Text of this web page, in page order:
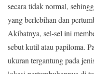
secara tidak normal,
yang berlebihan dan
Akibatnya, sel-sel ini
sebut kutil atau papiloma.
ukuran tergantung pada